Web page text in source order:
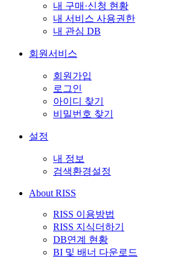
내 구매·신청 현황
내 서비스 사용권한
내 관심 DB
회원서비스
회원가입
로그인
아이디 찾기
비밀번호 찾기
설정
내 정보
검색환경설정
About RISS
RISS 이용방법
RISS 지식더하기
DB연계 현황
BI 및 배너 다운로드